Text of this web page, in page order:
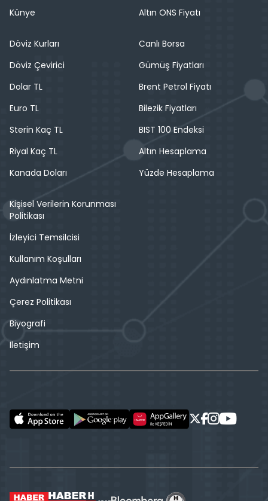
Künye
Altın ONS Fiyatı
Döviz Kurları
Döviz Çevirici
Dolar TL
Euro TL
Sterin Kaç TL
Riyal Kaç TL
Kanada Doları
Canlı Borsa
Gümüş Fiyatları
Brent Petrol Fiyatı
Bilezik Fiyatları
BIST 100 Endeksi
Altın Hesaplama
Yüzde Hesaplama
Kişisel Verilerin Korunması
Politikası
İzleyici Temsilcisi
Kullanım Koşulları
Aydınlatma Metni
Çerez Politikası
Biyografi
İletişim